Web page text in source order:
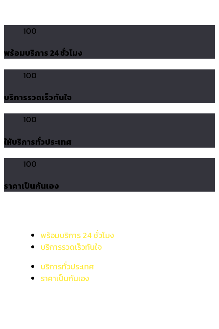
100
พร้อมบริการ 24 ชั่วโมง
100
บริการรวดเร็วทันใจ
100
ให้บริการทั่วประเทศ
100
ราคาเป็นกันเอง
พร้อมบริการ 24 ชั่วโมง
บริการรวดเร็วทันใจ
บริการทั่วประเทศ
ราคาเป็นกันเอง